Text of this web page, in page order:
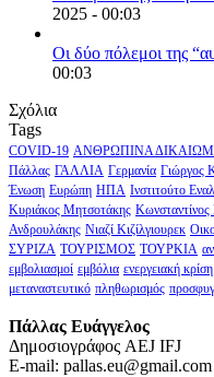
2025 - 00:03
Οι δύο πόλεμοι της
00:03
Σχόλια
Tags
COVID-19 ΑΝΘΡΩΠΙΝΑ
Πάλλας ΓΑΛΛΙΑ Γερμανία Γιώργος
Ένωση Ευρώπη ΗΠΑ Ινστιτούτο
Κυριάκος Μητσοτάκης
Ανδρουλάκης Νιαζί Κιζίλγιουρεκ
ΣΥΡΙΖΑ ΤΟΥΡΙΣΜΟΣ ΤΟΥΡΚΙΑ
εμβολιασμοί εμβόλια ενεργειακή κρίση
μεταναστευτικό πληθωρισμός
Πάλλας Ευάγγελος
Δημοσιογράφος AEJ ΙFJ
E-mail: pallas.eu@gmail.com